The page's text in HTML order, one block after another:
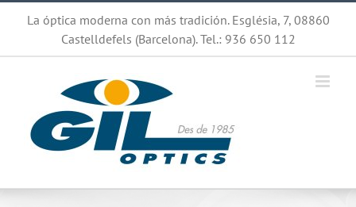
La óptica moderna con más tradición. Església, 7, 08860
Castelldefels (Barcelona). Tel.: 936 650 112